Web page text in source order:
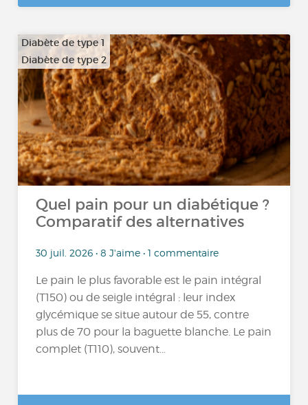
Diabète de type 1
Diabète de type 2
Quel pain pour un diabétique ?
Comparatif des alternatives
30 juil. 2026 • 8 J'aime • 1 commentaire
Le pain le plus favorable est le pain intégral
(T150) ou de seigle intégral : leur index
glycémique se situe autour de 55, contre
plus de 70 pour la baguette blanche. Le pain
complet (T110), souvent...